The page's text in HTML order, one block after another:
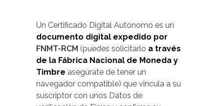
Un Certificado Digital Autónomo es un
documento digital expedido por
FNMT-RCM (puedes solicitarlo a través
de la Fábrica Nacional de Moneda y
Timbre asegúrate de tener un
navegador compatible) que vincula a su
suscriptor con unos Datos de